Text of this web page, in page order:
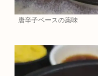
唐辛子ベースの薬味